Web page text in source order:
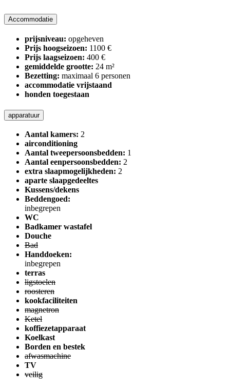
Accommodatie
prijsniveau: opgeheven
Prijs hoogseizoen: 1100 €
Prijs laagseizoen: 400 €
gemiddelde grootte: 24 m²
Bezetting: maximaal 6 personen
accommodatie vrijstaand
honden toegestaan
apparatuur
Aantal kamers: 2
airconditioning
Aantal tweepersoonsbedden: 1
Aantal eenpersoonsbedden: 2
extra slaapmogelijkheden: 2
aparte slaapgedeeltes
Kussens/dekens
Beddengoed:
inbegrepen
WC
Badkamer wastafel
Douche
Bad
Handdoeken:
inbegrepen
terras
ligstoelen
roosteren
kookfaciliteiten
magnetron
Ketel
koffiezetapparaat
Koelkast
Borden en bestek
afwasmachine
TV
veilig